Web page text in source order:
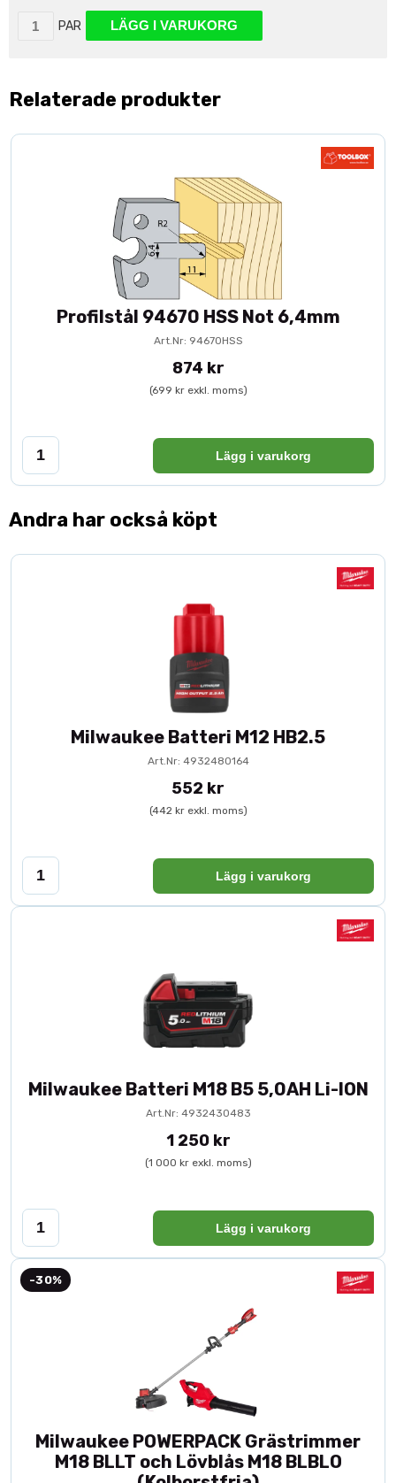
PAR LÄGG I VARUKORG
Relaterade produkter
Profilstål 94670 HSS Not 6,4mm
Art.Nr: 94670HSS
874 kr
(699 kr exkl. moms)
Lägg i varukorg
Andra har också köpt
Milwaukee Batteri M12 HB2.5
Art.Nr: 4932480164
552 kr
(442 kr exkl. moms)
Lägg i varukorg
Milwaukee Batteri M18 B5 5,0AH Li-ION
Art.Nr: 4932430483
1 250 kr
(1 000 kr exkl. moms)
Lägg i varukorg
-30%
Milwaukee POWERPACK Grästrimmer
M18 BLLT och Lövblås M18 BLBLO